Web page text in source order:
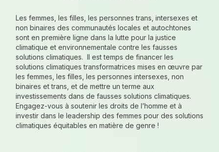
Les femmes, les filles, les personnes trans, intersexes et
non binaires des communautés locales et autochtones
sont en première ligne dans la lutte pour la justice
climatique et environnementale contre les fausses
solutions climatiques. Il est temps de financer les
solutions climatiques transformatrices mises en œuvre par
les femmes, les filles, les personnes intersexes, non
binaires et trans, et de mettre un terme aux
investissements dans de fausses solutions climatiques.
Engagez-vous à soutenir les droits de l’homme et à
investir dans le leadership des femmes pour des solutions
climatiques équitables en matière de genre !